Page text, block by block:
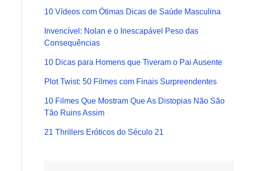
10 Vídeos com Ótimas Dicas de Saúde Masculina
Invencível: Nolan e o Inescapável Peso das
Consequências
10 Dicas para Homens que Tiveram o Pai Ausente
Plot Twist: 50 Filmes com Finais Surpreendentes
10 Filmes Que Mostram Que As Distopias Não São
Tão Ruins Assim
21 Thrillers Eróticos do Século 21